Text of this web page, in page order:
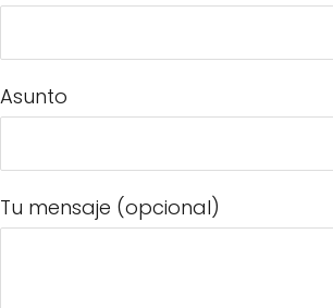
Asunto
Tu mensaje (opcional)